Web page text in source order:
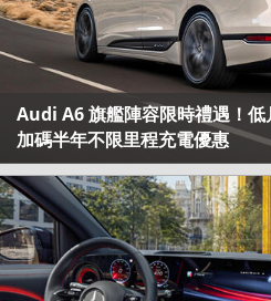
Audi A6 旗艦陣容限時禮遇！
加碼半年不限里程充電優惠